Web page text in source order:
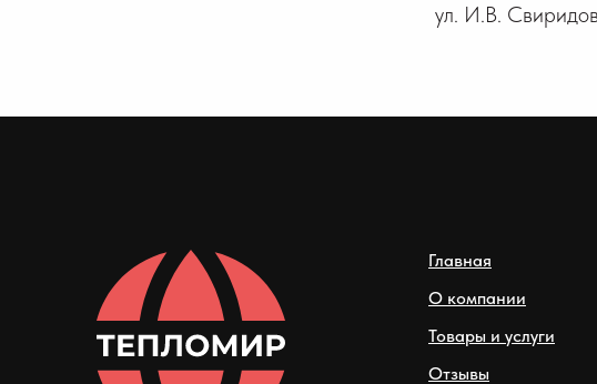
ул. И.В.
Главная
О компании
Товары и услуги
Отзывы